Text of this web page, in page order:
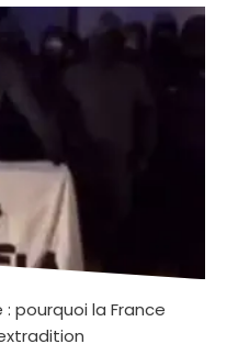
pourquoi la France